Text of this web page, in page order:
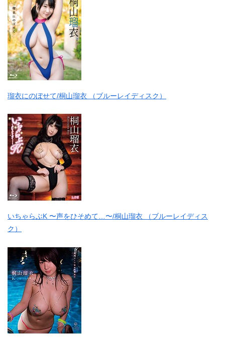
瑠衣にのぼせて/桐山瑠衣 （ブルーレイディスク）
いちゃらぶK 〜声をひそめて…〜/桐山瑠衣 （ブルーレイディス
ク）